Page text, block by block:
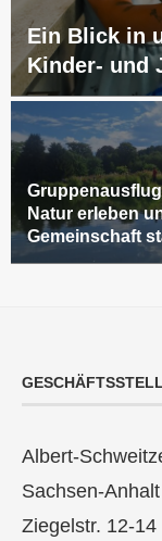
Ein Blick in
Kinder- und
Natur erleben
Gemeinschaft
Albert-
Sachsen-Anhalt
Ziegelstr. 12-14